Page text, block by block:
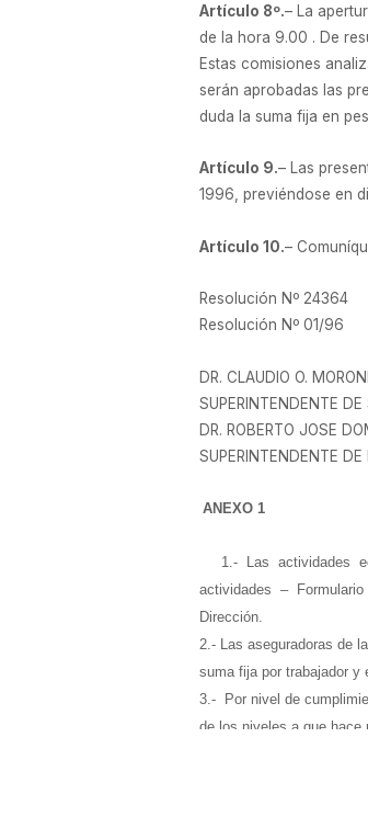
Artículo 8º.– La
de la hora 9.00 . De
Estas comisiones
serán aprobadas las
duda la suma fija en
Artículo 9.– Las
1996, previéndose en
Artículo 10.–
Resolución Nº 24364
Resolución Nº 01/96
DR. CLAUDIO O. MORONI
SUPERINTENDENTE DE
DR. ROBERTO JOSE
SUPERINTENDENTE
ANEXO 1
1.- Las actividades
actividades – Formulario
Dirección.
2.- Las aseguradoras
suma fija por trabajador y
3.- Por nivel de
de los niveles a que hace